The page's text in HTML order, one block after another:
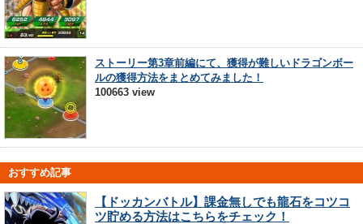
ストーリー第3章前編にて、獲得が難しいドラゴンボー
ルの獲得方法をまとめてみました！
100663 view
おすすめ記事
【ドッカンバトル】課金無しでも龍石をコツコ
ツ貯める方法はこちらをチェック！